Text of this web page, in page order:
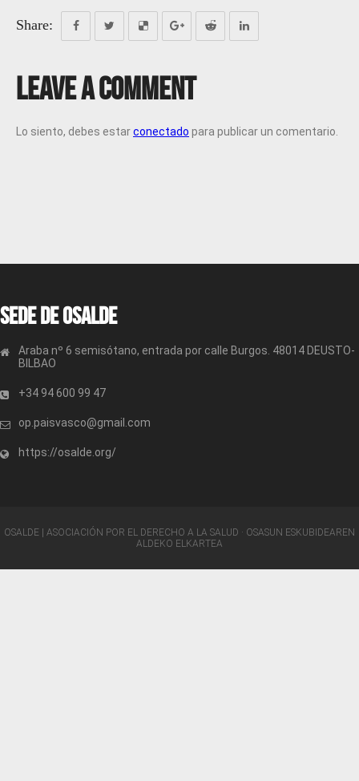
Share:
Leave a Comment
Lo siento, debes estarconectado para publicar un comentario.
Sede de OSALDE
Araba nº 6 semisótano, entrada por calle Burgos. 48014 DEUSTO-
BILBAO
+34 94 600 99 47
op.paisvasco@gmail.com
https://osalde.org/
OSALDE | ASOCIACIÓN POR EL DERECHO A LA SALUD · OSASUN ESKUBIDEAREN
ALDEKO ELKARTEA